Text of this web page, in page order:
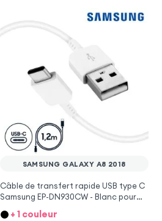
SAMSUNG GALAXY A8 2018
Câble de transfert rapide USB type C
Samsung EP-DN930CW - Blanc pour
Samsung Galaxy A8 2018
+ 1 couleur